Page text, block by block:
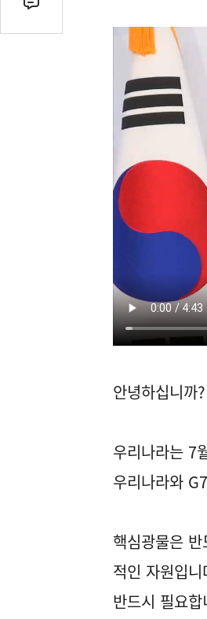
댓
글
안녕하십니까
우리나라는 7
우리나라와
핵심광물은
적인 자원입
반드시 필요합